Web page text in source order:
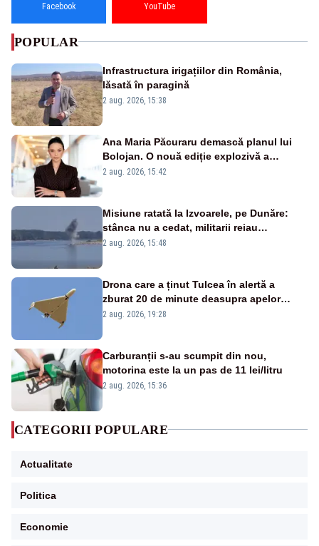
Facebook YouTube
POPULAR
Infrastructura irigațiilor din România,
lăsată în paragină
2 aug. 2026, 15:38
Ana Maria Păcuraru demască planul lui
Bolojan. O nouă ediție explozivă a
emisiunii „Miza Zilei” la Realitatea PLUS
2 aug. 2026, 15:42
Misiune ratată la Izvoarele, pe Dunăre:
stânca nu a cedat, militarii reiau
detonările luni – VIDEO
2 aug. 2026, 15:48
Drona care a ținut Tulcea în alertă a
zburat 20 de minute deasupra apelor
României. Au fost ridicate două F-16
2 aug. 2026, 19:28
Carburanții s-au scumpit din nou,
motorina este la un pas de 11 lei/litru
2 aug. 2026, 15:36
CATEGORII POPULARE
Actualitate
Politica
Economie